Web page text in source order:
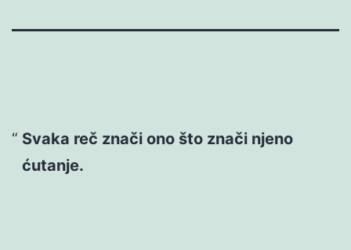
Svaka reč znači ono što znači njeno
ćutanje.